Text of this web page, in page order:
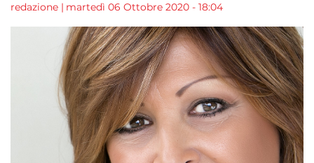
redazione | martedì 06 Ottobre 2020 - 18:04